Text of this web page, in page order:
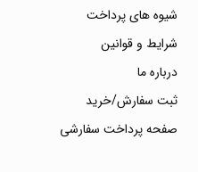
شیوه های پرداخت
شرایط و قوانین
درباره ما
ثبت سفارش/خرید
صفحه پرداخت سفارشی